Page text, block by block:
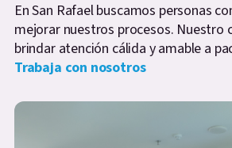
En San Rafael buscamos personas
mejorar nuestros procesos. Nuestro
brindar atención cálida y amable a
Trabaja con nosotros